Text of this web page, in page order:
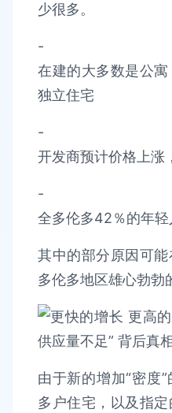
少很多。
-
在建的大多数是公
独立住宅
-
开发商预计价格上涨
-
全多伦多42％的年
其中的部分原因可
多伦多地区雄心勃勃
由于新的增加“密度
多户住宅，以及指